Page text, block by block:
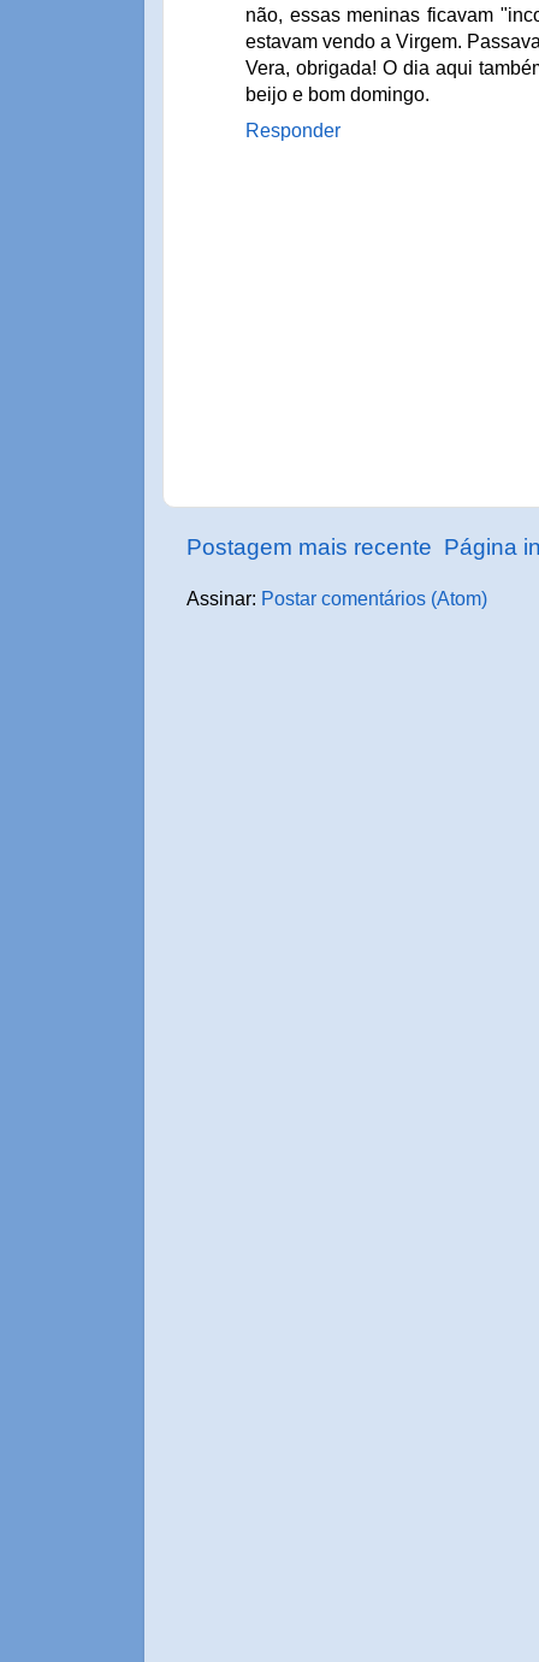
não, essas meninas ficavam
estavam vendo a Virgem.
Vera, obrigada! O dia aqui
beijo e bom domingo.
Responder
Postagem mais recente Página
Assinar: Postar comentários (Atom)